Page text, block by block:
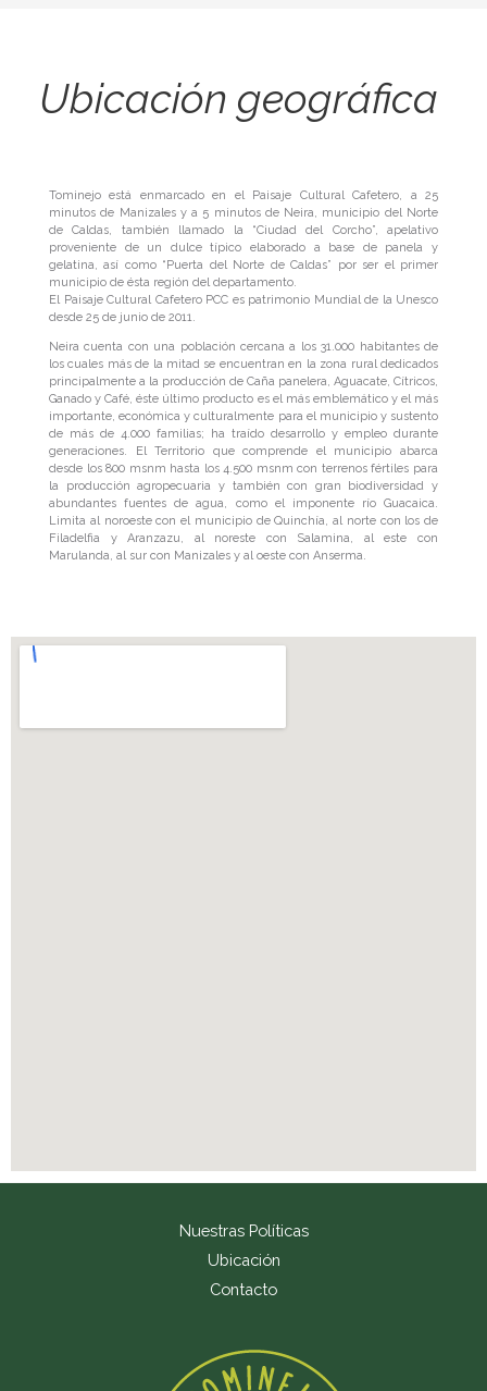
Ubicación geográfica
Tominejo está enmarcado en el Paisaje Cultural Cafetero, a 25
minutos de Manizales y a 5 minutos de Neira, municipio del Norte
de Caldas, también llamado la “Ciudad del Corcho”, apelativo
proveniente de un dulce típico elaborado a base de panela y
gelatina, así como “Puerta del Norte de Caldas” por ser el primer
municipio de ésta región del departamento.
El Paisaje Cultural Cafetero PCC es patrimonio Mundial de la Unesco
desde 25 de junio de 2011.
Neira cuenta con una población cercana a los 31.000 habitantes de
los cuales más de la mitad se encuentran en la zona rural dedicados
principalmente a la producción de Caña panelera, Aguacate, Cítricos,
Ganado y Café, éste último producto es el más emblemático y el más
importante, económica y culturalmente para el municipio y sustento
de más de 4.000 familias; ha traído desarrollo y empleo durante
generaciones. El Territorio que comprende el municipio abarca
desde los 800 msnm hasta los 4.500 msnm con terrenos fértiles para
la producción agropecuaria y también con gran biodiversidad y
abundantes fuentes de agua, como el imponente río Guacaica.
Limita al noroeste con el municipio de Quinchía, al norte con los de
Filadelfia y Aranzazu, al noreste con Salamina, al este con
Marulanda, al sur con Manizales y al oeste con Anserma.
Nuestras Políticas
Ubicación
Contacto